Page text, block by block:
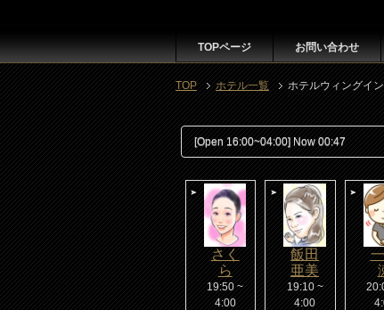
TOPページ お問い合わせ
TOP ホテル一覧 ホテルウィングイ
[Open 16:00~04:00] Now 00:47
さく
ら
19:50 ~
4:00
飯田
亜美
19:10 ~
4:00